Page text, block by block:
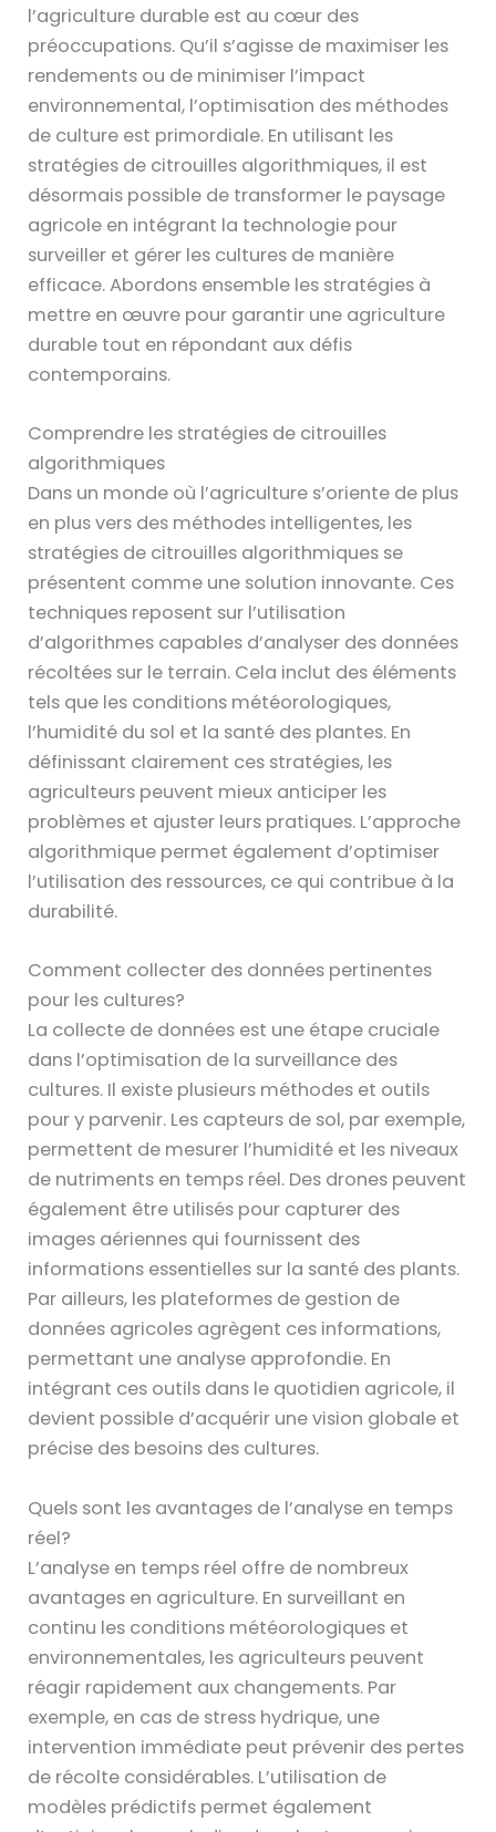
l’agriculture durable est au cœur des
préoccupations. Qu’il s’agisse de maximiser les
rendements ou de minimiser l’impact
environnemental, l’optimisation des méthodes
de culture est primordiale. En utilisant les
stratégies de citrouilles algorithmiques, il est
désormais possible de transformer le paysage
agricole en intégrant la technologie pour
surveiller et gérer les cultures de manière
efficace. Abordons ensemble les stratégies à
mettre en œuvre pour garantir une agriculture
durable tout en répondant aux défis
contemporains.
Comprendre les stratégies de citrouilles
algorithmiques
Dans un monde où l’agriculture s’oriente de plus
en plus vers des méthodes intelligentes, les
stratégies de citrouilles algorithmiques se
présentent comme une solution innovante. Ces
techniques reposent sur l’utilisation
d’algorithmes capables d’analyser des données
récoltées sur le terrain. Cela inclut des éléments
tels que les conditions météorologiques,
l’humidité du sol et la santé des plantes. En
définissant clairement ces stratégies, les
agriculteurs peuvent mieux anticiper les
problèmes et ajuster leurs pratiques. L’approche
algorithmique permet également d’optimiser
l’utilisation des ressources, ce qui contribue à la
durabilité.
Comment collecter des données pertinentes
pour les cultures?
La collecte de données est une étape cruciale
dans l’optimisation de la surveillance des
cultures. Il existe plusieurs méthodes et outils
pour y parvenir. Les capteurs de sol, par exemple,
permettent de mesurer l’humidité et les niveaux
de nutriments en temps réel. Des drones peuvent
également être utilisés pour capturer des
images aériennes qui fournissent des
informations essentielles sur la santé des plants.
Par ailleurs, les plateformes de gestion de
données agricoles agrègent ces informations,
permettant une analyse approfondie. En
intégrant ces outils dans le quotidien agricole, il
devient possible d’acquérir une vision globale et
précise des besoins des cultures.
Quels sont les avantages de l’analyse en temps
réel?
L’analyse en temps réel offre de nombreux
avantages en agriculture. En surveillant en
continu les conditions météorologiques et
environnementales, les agriculteurs peuvent
réagir rapidement aux changements. Par
exemple, en cas de stress hydrique, une
intervention immédiate peut prévenir des pertes
de récolte considérables. L’utilisation de
modèles prédictifs permet également